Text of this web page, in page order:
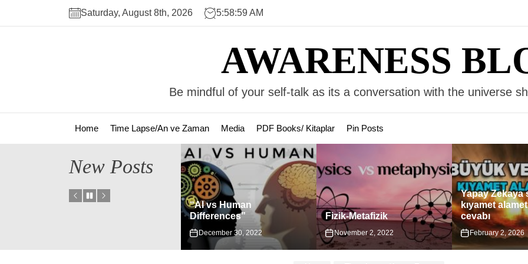
Saturday, August 8th, 2026 5:59:00 AM
AWARENESS
Be mindful of your self-talk as its a conversation with the universe
Home Time Lapse/An ve Zaman Media PDF Books/ Kitaplar Pin Posts
New Posts
“AI vs Human
Differences”
December 30, 2022
Fizik-Metafizik
November 2, 2022
Yapay Zekaya
kıyamet
cevabı
February 2, 2026